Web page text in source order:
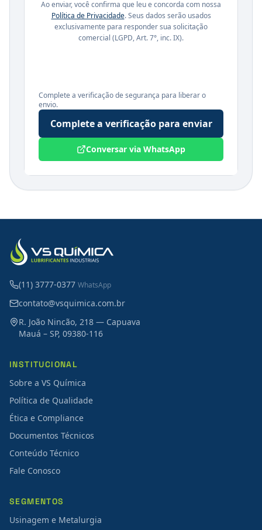
Ao enviar, você confirma que leu e concorda com nossa
Política de Privacidade. Seus dados serão usados
exclusivamente para responder sua solicitação
comercial (LGPD, Art. 7°, inc. IX).
Complete a verificação de segurança para liberar o
envio.
Complete a verificação para enviar
Conversar via WhatsApp
(11) 3777-0377 WhatsApp
contato@vsquimica.com.br
R. João Nincão, 218 — Capuava
Mauá – SP, 09380-116
INSTITUCIONAL
Sobre a VS Química
Política de Qualidade
Ética e Compliance
Documentos Técnicos
Conteúdo Técnico
Fale Conosco
SEGMENTOS
Usinagem e Metalurgia